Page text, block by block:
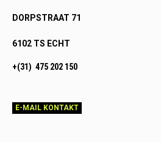
DORPSTRAAT 71
6102 TS ECHT
+(31) 475 202 150
E-MAIL KONTAKT